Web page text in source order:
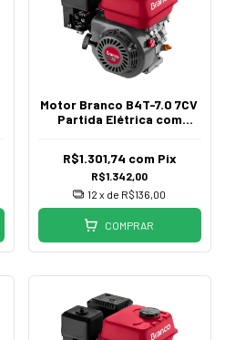
Motor Branco B4T-7.0 7CV
Partida Elétrica com
R$1.342,00
R$1.301,74 com Pix
12 x de R$136,00
COMPRAR